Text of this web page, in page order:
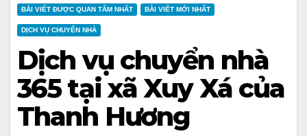
BÀI VIẾT ĐƯỢC QUAN TÂM NHẤT BÀI VIẾT MỚI NHẤT
DỊCH VỤ CHUYỂN NHÀ
Dịch vụ chuyển nhà
365 tại xã Xuy Xá của
Thanh Hương